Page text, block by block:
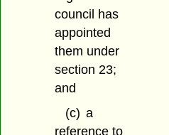
council has
appointed
them under
section 23;
and
(c) a
reference to